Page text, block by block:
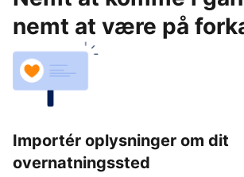
nemt at være på
Importér oplysninger om dit
overnatningssted